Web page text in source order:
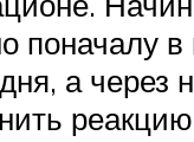
поначалу в
а через
реакцию